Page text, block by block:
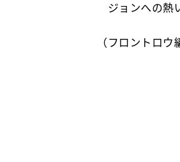
ジョンへの熱
（フロントロウ